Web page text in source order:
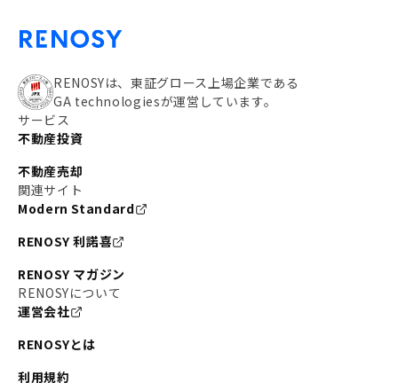
RENOSYは、東証グロース上場企業である
GA technologiesが運営しています。
サービス
不動産投資
不動産売却
関連サイト
Modern Standard
RENOSY 利諾喜
RENOSY マガジン
RENOSYについて
運営会社
RENOSYとは
利用規約